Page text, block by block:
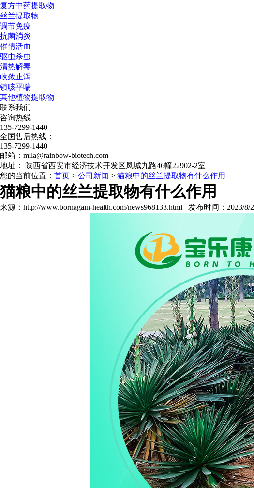
复方中药提取物
丝兰提取物
调节免疫
抗菌消炎
催情活血
驱虫杀虫
清热解毒
收敛止泻
镇咳平喘
其他植物提取物
联系我们
咨询热线
135-7299-1440
全国售后热线：
135-7299-1440
邮箱：mila@rainbow-biotech.com
地址： 陕西省西安市经济技术开发区凤城九路46幢22902-2室
您的当前位置： 首页 > 公司新闻 > 猫粮中的丝兰提取物有什么作用
猫粮中的丝兰提取物有什么作用
来源：http://www.bornagain-health.com/news968133.html 发布时间：2023/8/